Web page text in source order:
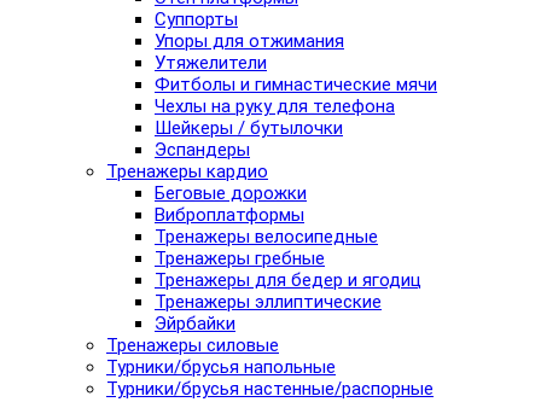
Суппорты
Упоры для отжимания
Утяжелители
Фитболы и гимнастические мячи
Чехлы на руку для телефона
Шейкеры / бутылочки
Эспандеры
Тренажеры кардио
Беговые дорожки
Виброплатформы
Тренажеры велосипедные
Тренажеры гребные
Тренажеры для бедер и ягодиц
Тренажеры эллиптические
Эйрбайки
Тренажеры силовые
Турники/брусья напольные
Турники/брусья настенные/распорные